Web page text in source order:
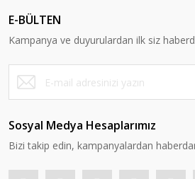
E-BÜLTEN
Kampanya ve duyurulardan ilk siz
Sosyal Medya Hesaplarımız
Bizi takip edin, kampanyalardan